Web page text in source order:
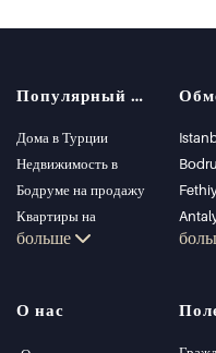
United
Популярный поиск
Дома в Турции
Недвижимость в
Бодруме на продажу
Квартиры на
продажу в Стамбуле
Квартиры на
продажу в Анталии
больше
Bursa
Gocek
О нас